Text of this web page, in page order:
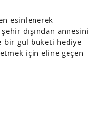
esinlenerek
dışından annesini
bir gül buketi hediye
için eline geçen